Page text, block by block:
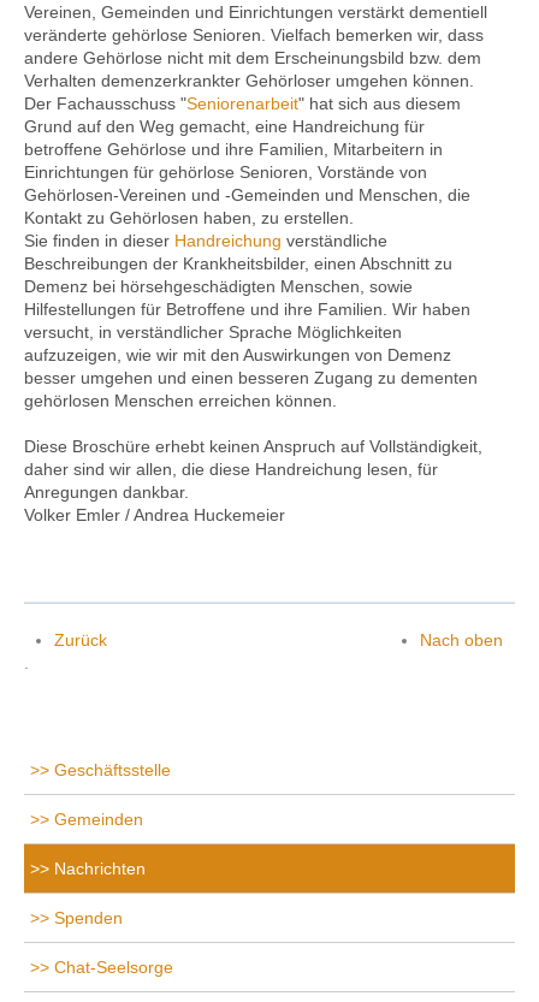
Kontakt
Vereinen, Gemeinden und Einrichtungen verstärkt dementiell
veränderte gehörlose Senioren. Vielfach bemerken wir, dass
andere Gehörlose nicht mit dem Erscheinungsbild bzw. dem
Verhalten demenzerkrankter Gehörloser umgehen können.
Der Fachausschuss "Seniorenarbeit" hat sich aus diesem
Grund auf den Weg gemacht, eine Handreichung für
betroffene Gehörlose und ihre Familien, Mitarbeitern in
Einrichtungen für gehörlose Senioren, Vorstände von
Gehörlosen-Vereinen und -Gemeinden und Menschen, die
Kontakt zu Gehörlosen haben, zu erstellen.
Sie finden in dieser Handreichung verständliche
Beschreibungen der Krankheitsbilder, einen Abschnitt zu
Demenz bei hörsehgeschädigten Menschen, sowie
Hilfestellungen für Betroffene und ihre Familien. Wir haben
versucht, in verständlicher Sprache Möglichkeiten
aufzuzeigen, wie wir mit den Auswirkungen von Demenz
besser umgehen und einen besseren Zugang zu dementen
gehörlosen Menschen erreichen können.
Diese Broschüre erhebt keinen Anspruch auf Vollständigkeit,
daher sind wir allen, die diese Handreichung lesen, für
Anregungen dankbar.
Volker Emler / Andrea Huckemeier
Zurück
Nach oben
Geschäftsstelle
Gemeinden
Nachrichten
Spenden
Chat-Seelsorge